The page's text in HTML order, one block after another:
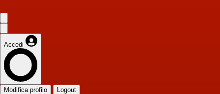
Accedi
Modifica profilo Logout